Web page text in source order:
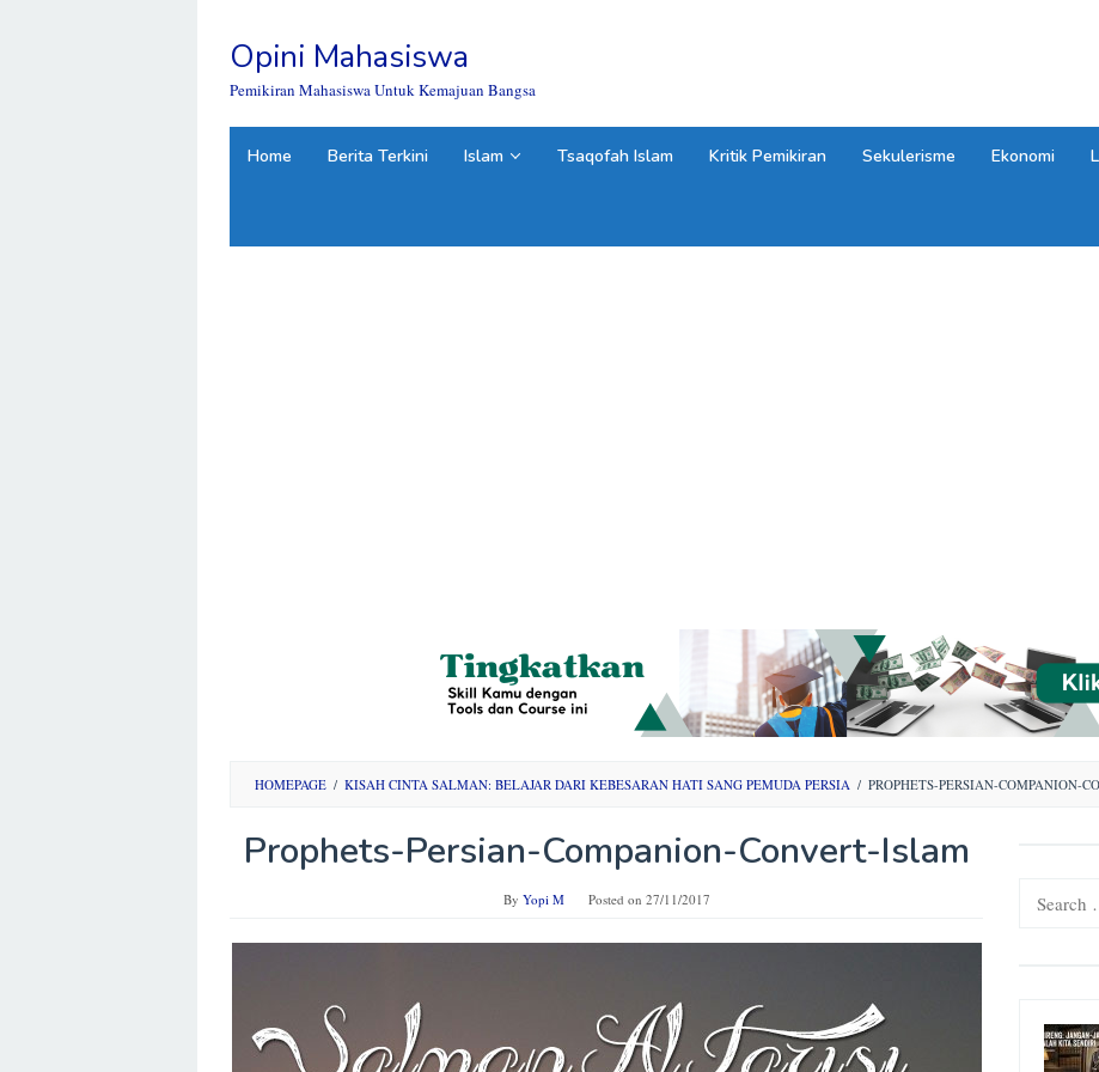
contentOpini Mahasiswa
Pemikiran Mahasiswa Untuk Kemajuan Bangsa
Home Berita Terkini Islam Tsaqofah Islam Kritik Pemikiran Sekulerisme Ekonomi
HOMEPAGE / KISAH CINTA SALMAN: BELAJAR DARI KEBESARAN HATI SANG PEMUDA PERSIA / PROPHETS-PERSIAN-COMPANION-
Prophets-Persian-Companion-Convert-Islam
By Yopi M Posted on 27/11/2017